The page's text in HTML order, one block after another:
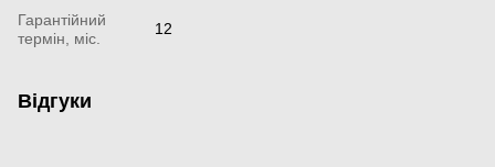
Гарантійний
термін, міс.
12
Відгуки